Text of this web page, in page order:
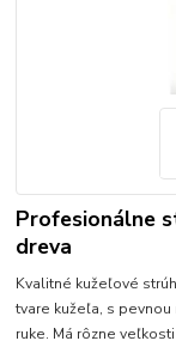
Profesionálne
dreva
Kvalitné kužeľové
tvare kužeľa, s
ruke. Má rôzne